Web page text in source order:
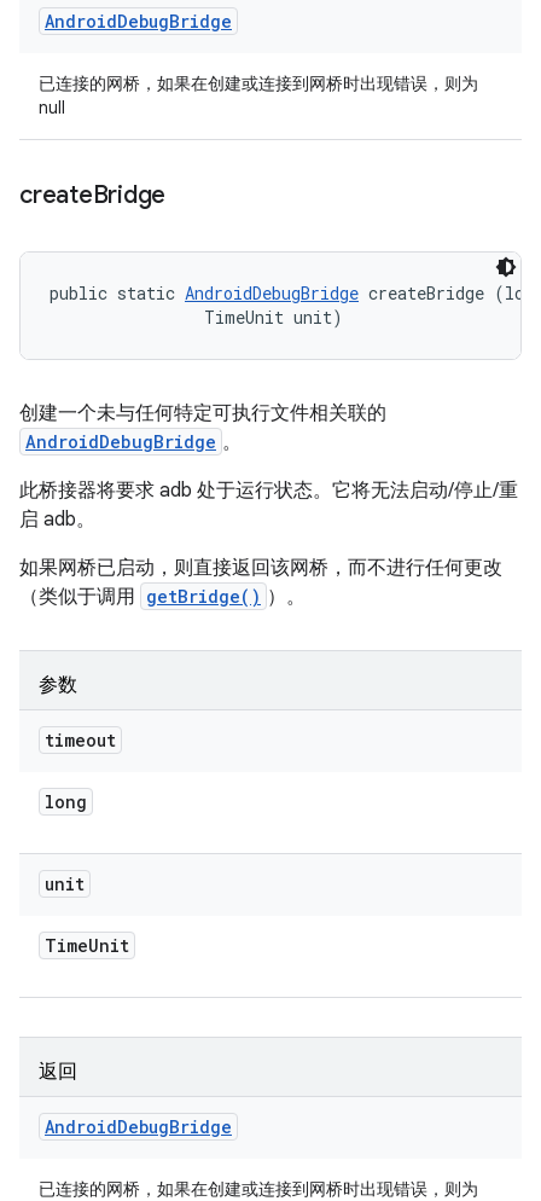
AndroidDebugBridge
已连接的网桥，如果在创建或连接到网桥时出现错误，则为
null
createBridge
public static AndroidDebugBridge createBridge
                TimeUnit unit)
创建一个未与任何特定可执行文件相关联的
AndroidDebugBridge 。
此桥接器将要求 adb 处于运行状态。它将无法启动/停止/重
启 adb。
如果网桥已启动，则直接返回该网桥，而不进行任何更改
（类似于调用 getBridge() ）。
参数
timeout
long
unit
TimeUnit
返回
AndroidDebugBridge
已连接的网桥，如果在创建或连接到网桥时出现错误，则为